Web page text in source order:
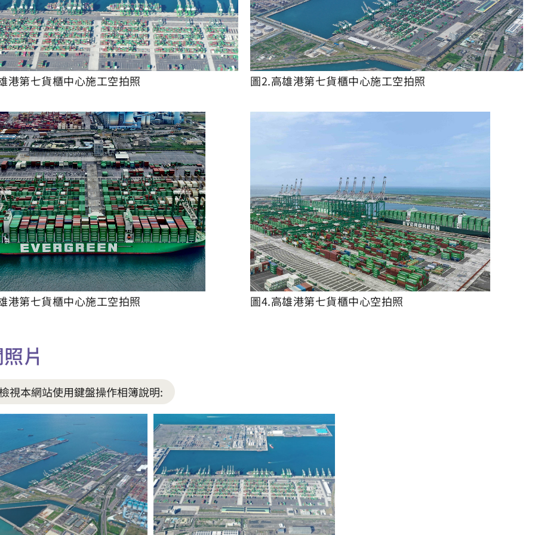
港第七貨櫃中心施工空拍照 圖2.高雄港第七貨櫃中心施工空拍照
港第七貨櫃中心施工空拍照 圖4.高雄港第七貨櫃中心空拍照
片
視本網站使用鍵盤操作相簿說明: